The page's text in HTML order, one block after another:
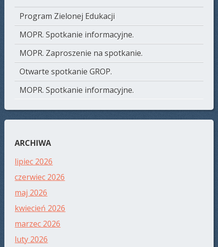
Program Zielonej Edukacji
MOPR. Spotkanie informacyjne.
MOPR. Zaproszenie na spotkanie.
Otwarte spotkanie GROP.
MOPR. Spotkanie informacyjne.
ARCHIWA
lipiec 2026
czerwiec 2026
maj 2026
kwiecień 2026
marzec 2026
luty 2026